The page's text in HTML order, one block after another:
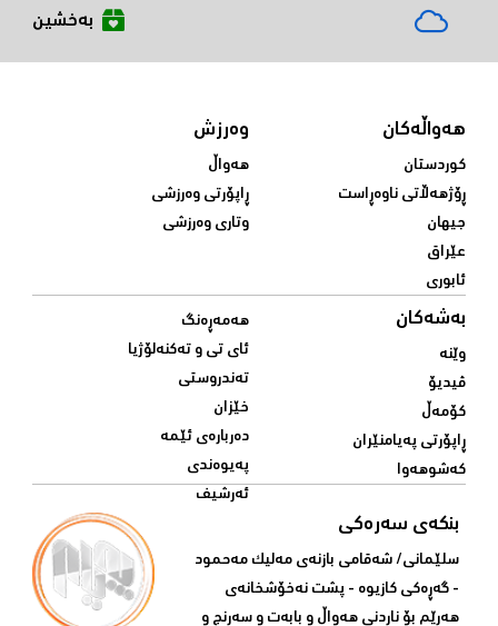
بەخشین
هەواڵەکان
کوردستان
ڕۆژهەڵاتی ناوەڕاست
جیهان
عێراق
ئابوری
وەرزش
هەواڵ
ڕاپۆرتی وەرزشی
وتاری وەرزشی
بەشەکان
وێنە
ڤیدیۆ
کۆمەڵ
ڕاپۆرتی پەیامنێران
کەشوهەوا
هەمەڕەنگ
ئای تی و تەکنەلۆژیا
تەندروستی
خێزان
دەربارەی ئێمە
پەیوەندی
ئەرشیف
بنکەی سەرەکی
سلێمانی/ شه‌قامی بازنه‌ی مه‌لیک مه‌حمود
- گه‌ڕه‌کی کازیوه‌ - پشت نه‌خۆشخانه‌ی‌
هه‌رێم بۆ ناردنی‌ هه‌واڵ و بابه‌ت و سه‌رنج و